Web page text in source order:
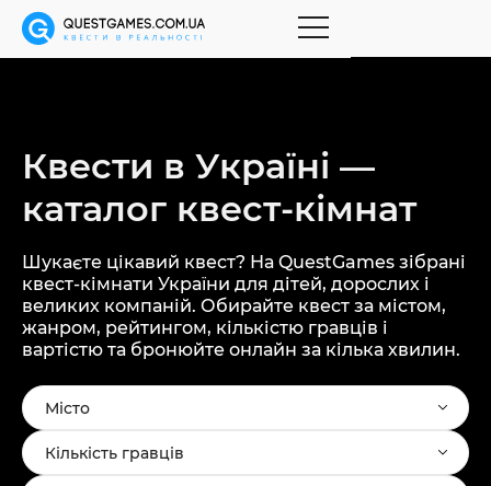
Квести в Україні —
каталог квест-кімнат
Шукаєте цікавий квест? На QuestGames зібрані
квест-кімнати України для дітей, дорослих і
великих компаній. Обирайте квест за містом,
жанром, рейтингом, кількістю гравців і
вартістю та бронюйте онлайн за кілька хвилин.
Місто
Кількість гравців